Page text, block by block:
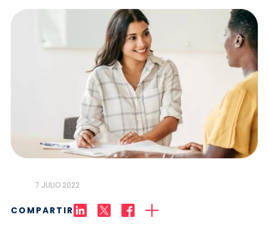
7 JULIO 2022
COMPARTIR